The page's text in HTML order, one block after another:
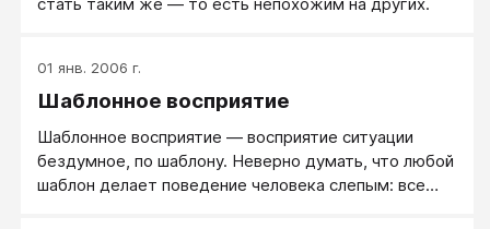
стать таким же — то есть непохожим на других.
01 янв. 2006 г.
Шаблонное восприятие
Шаблонное восприятие — восприятие ситуации
бездумное, по шаблону. Неверно думать, что любой
шаблон делает поведение человека слепым: все